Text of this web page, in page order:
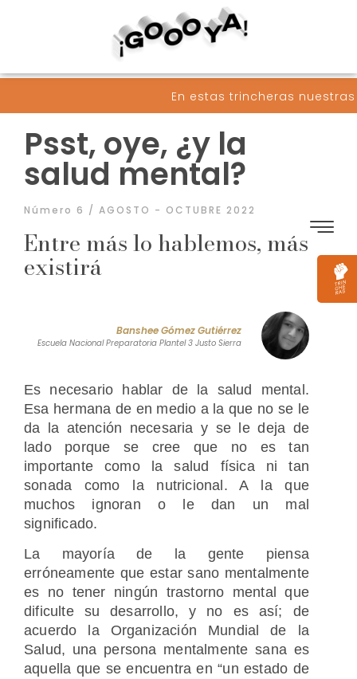
En estas trincheras nuestras armas son
Psst, oye, ¿y la
salud mental?
Número 6 / AGOSTO - OCTUBRE 2022
Entre más lo hablemos, más
existirá
Banshee Gómez Gutiérrez
Escuela Nacional Preparatoria Plantel 3 Justo Sierra
Es necesario hablar de la salud mental.
Esa hermana de en medio a la que no se le
da la atención necesaria y se le deja de
lado porque se cree que no es tan
importante como la salud física ni tan
sonada como la nutricional. A la que
muchos ignoran o le dan un mal
significado.
La mayoría de la gente piensa
erróneamente que estar sano mentalmente
es no tener ningún trastorno mental que
dificulte su desarrollo, y no es así; de
acuerdo la Organización Mundial de la
Salud, una persona mentalmente sana es
aquella que se encuentra en “un estado de